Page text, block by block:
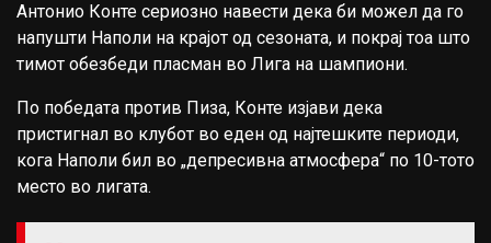
Антонио Конте сериозно навести дека би можел да го
напушти Наполи на крајот од сезоната, и покрај тоа што
тимот обезбеди пласман во Лига на шампиони.
По победата против Пиза, Конте изјави дека
пристигнал во клубот во еден од најтешките периоди,
кога Наполи бил во „депресивна атмосфера“ по 10-тото
место во лигата.